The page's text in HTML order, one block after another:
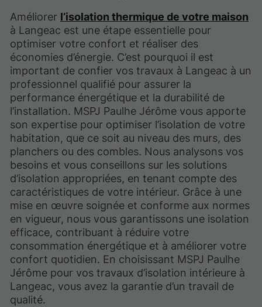
Améliorer l’isolation thermique de votre maison
à Langeac est une étape essentielle pour
optimiser votre confort et réaliser des
économies d’énergie. C’est pourquoi il est
important de confier vos travaux à Langeac à un
professionnel qualifié pour assurer la
performance énergétique et la durabilité de
l’installation. MSPJ Paulhe Jérôme vous apporte
son expertise pour optimiser l’isolation de votre
habitation, que ce soit au niveau des murs, des
planchers ou des combles. Nous analysons vos
besoins et vous conseillons sur les solutions
d’isolation appropriées, en tenant compte des
caractéristiques de votre intérieur. Grâce à une
mise en œuvre soignée et conforme aux normes
en vigueur, nous vous garantissons une isolation
efficace, contribuant à réduire votre
consommation énergétique et à améliorer votre
confort quotidien. En choisissant MSPJ Paulhe
Jérôme pour vos travaux d’isolation intérieure à
Langeac, vous avez la garantie d’un travail de
qualité.